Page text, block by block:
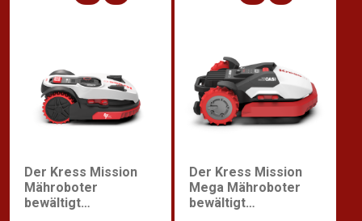
Der Kress Mission
Mähroboter
bewältigt
Der Kress Mission
Mega Mähroboter
bewältigt